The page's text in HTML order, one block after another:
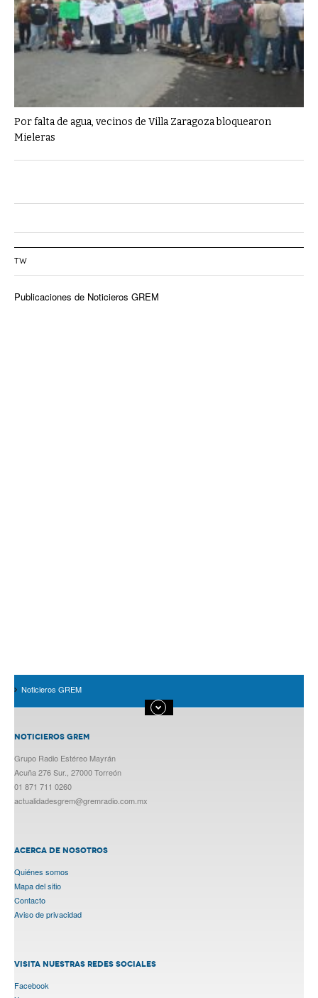
Por falta de agua, vecinos de Villa Zaragoza bloquearon
Mieleras
TW
Publicaciones de Noticieros GREM
Noticieros GREM
NOTICIEROS GREM
Grupo Radio Estéreo Mayrán
Acuña 276 Sur., 27000 Torreón
01 871 711 0260
actualidadesgrem@gremradio.com.mx
ACERCA DE NOSOTROS
Quiénes somos
Mapa del sitio
Contacto
Aviso de privacidad
VISITA NUESTRAS REDES SOCIALES
Facebook